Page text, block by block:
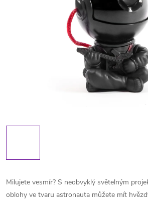
Milujete vesmír? S neobvyklý světelným
oblohy ve tvaru astronauta můžete mít